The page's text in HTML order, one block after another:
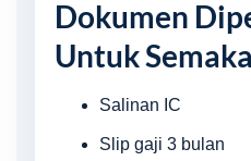
Dokumen
Untuk
Salinan IC
Slip gaji 3 bulan